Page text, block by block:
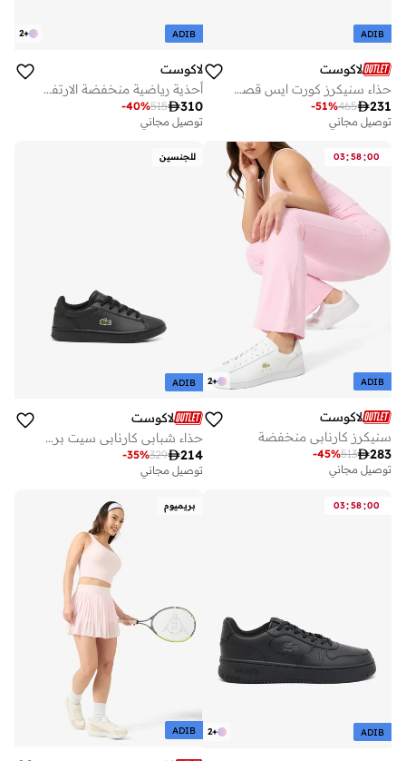
ADIB
لاكوست
حذاء سنيكرز كورت ايس قصير
231
465
-51%
توصيل مجاني
+
2 ADIB
لاكوست
أحذية رياضية منخفضة الارتفاع
310
515
-40%
توصيل مجاني
03:58:00
+
2 ADIB
لاكوست
سنيكرز كارنابي منخفضة
283
513
-45%
توصيل مجاني
للجنسين
ADIB
لاكوست
حذاء شبابي كارنابي سيت برقبة منخفضة
214
329
-35%
توصيل مجاني
03:58:00
+
2 ADIB
بريميوم
ADIB